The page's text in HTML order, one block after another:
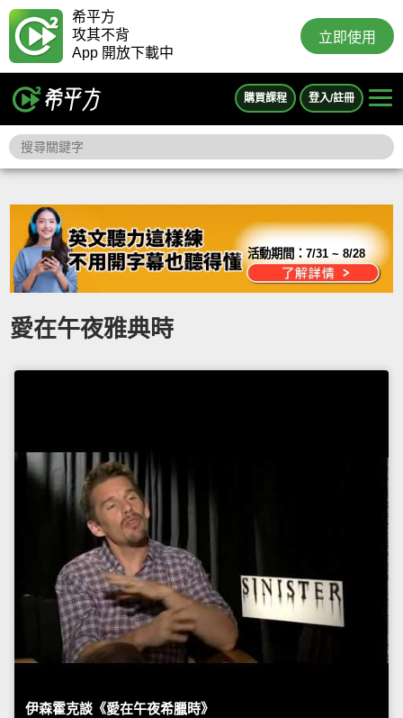
希平方
攻其不背
App 開放下載中
立即使用
購買課程 登入/註冊
活動期間：7/31 ~ 8/28
愛在午夜雅典時
伊森霍克談《愛在午夜希臘時》